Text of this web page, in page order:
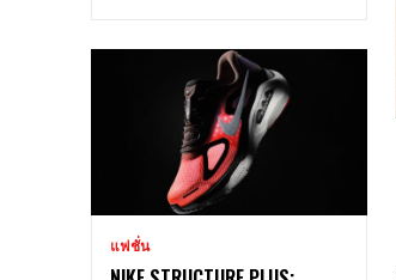
แฟชั่น